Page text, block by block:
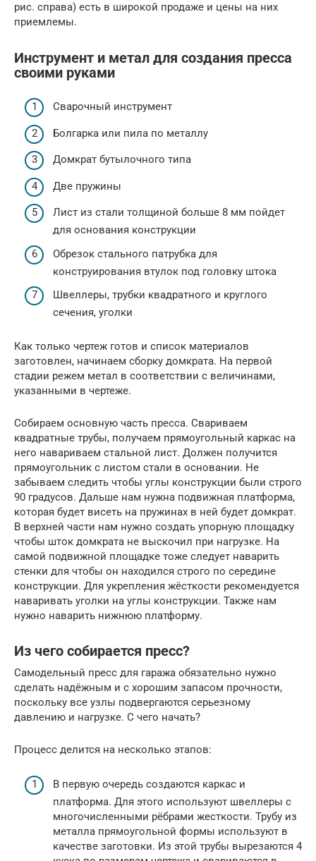
рис. справа) есть в широкой продаже и цены на них
приемлемы.
Инструмент и метал для создания пресса
своими руками
Сварочный инструмент
Болгарка или пила по металлу
Домкрат бутылочного типа
Две пружины
Лист из стали толщиной больше 8 мм пойдет
для основания конструкции
Обрезок стального патрубка для
конструирования втулок под головку штока
Швеллеры, трубки квадратного и круглого
сечения, уголки
Как только чертеж готов и список материалов
заготовлен, начинаем сборку домкрата. На первой
стадии режем метал в соответствии с величинами,
указанными в чертеже.
Собираем основную часть пресса. Свариваем
квадратные трубы, получаем прямоугольный каркас на
него навариваем стальной лист. Должен получится
прямоугольник с листом стали в основании. Не
забываем следить чтобы углы конструкции были строго
90 градусов. Дальше нам нужна подвижная платформа,
которая будет висеть на пружинах в ней будет домкрат.
В верхней части нам нужно создать упорную площадку
чтобы шток домкрата не выскочил при нагрузке. На
самой подвижной площадке тоже следует наварить
стенки для чтобы он находился строго по середине
конструкции. Для укрепления жёсткости рекомендуется
наваривать уголки на углы конструкции. Также нам
нужно наварить нижнюю платформу.
Из чего собирается пресс?
Самодельный пресс для гаража обязательно нужно
сделать надёжным и с хорошим запасом прочности,
поскольку все узлы подвергаются серьезному
давлению и нагрузке. С чего начать?
Процесс делится на несколько этапов:
В первую очередь создаются каркас и
платформа. Для этого используют швеллеры с
многочисленными рёбрами жесткости. Трубу из
металла прямоугольной формы используют в
качестве заготовки. Из этой трубы вырезаются 4